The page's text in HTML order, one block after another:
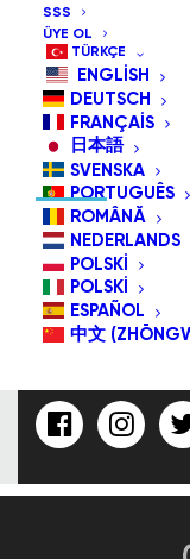
SSS
ÜYE OL
TÜRKÇE
ENGLISH
DEUTSCH
FRANÇAIS
日本語
SVENSKA
PORTUGUÊS
ROMÂNĂ
NEDERLANDS
POLSKI
POLSKI
ESPAÑOL
中文
BIZE
EDIN
E-Posta
Adresi: